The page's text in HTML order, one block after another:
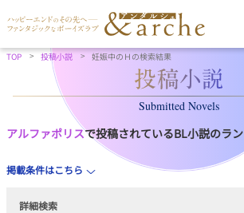
TOP 投稿小説 妊娠中のＨの検索結果
Submitted Novels
アルファポリスで投稿されているBL小説のラン
掲載条件はこちら
詳細検索